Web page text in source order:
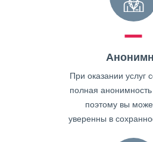
При оказании услуг
полная анонимность
поэтому вы
уверенны в